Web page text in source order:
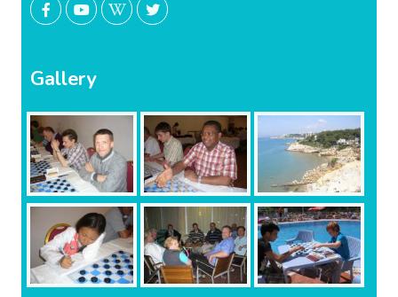
Gallery